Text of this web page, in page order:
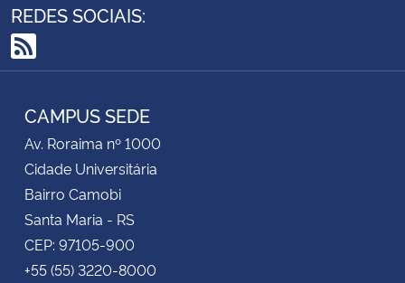
REDES SOCIAIS:
RSS
CAMPUS SEDE
Av. Roraima nº 1000
Cidade Universitária
Bairro Camobi
Santa Maria - RS
CEP: 97105-900
+55 (55) 3220-8000